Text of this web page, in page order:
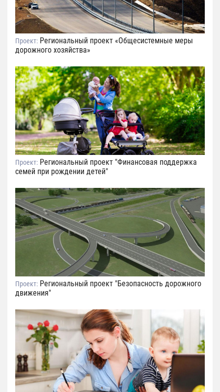
Проект: Региональный проект «Общесистемные меры
дорожного хозяйства»
Проект: Региональный проект "Финансовая поддержка
семей при рождении детей"
Проект: Региональный проект "Безопасность дорожного
движения"